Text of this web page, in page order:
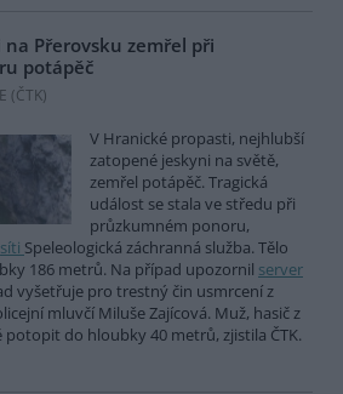
Přerovsku zemřel při
potápěč
(ČTK)
V Hranické propasti, nejhlubší
zatopené jeskyni na světě,
zemřel potápěč. Tragická
událost se stala ve středu při
průzkumném ponoru,
síti Speleologická záchranná služba. Tělo
186 metrů. Na případ upozornil server
vyšetřuje pro trestný čin usmrcení z
mluvčí Miluše Zajícová. Muž, hasič z
potopit do hloubky 40 metrů, zjistila ČTK.